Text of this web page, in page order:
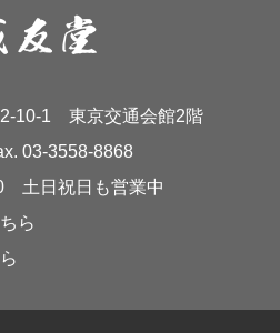
10-1 東京交通会館2階
03-3558-8868
土日祝日も営業中
ら